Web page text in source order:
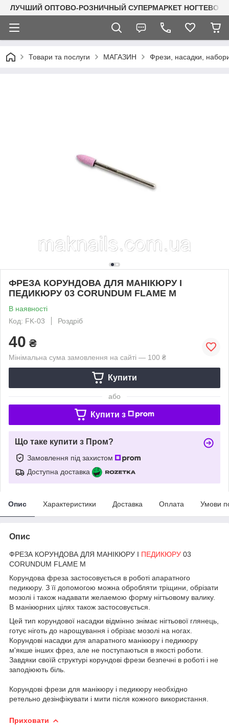
ЛУЧШИЙ ОПТОВО-РОЗНИЧНЫЙ СУПЕРМАРКЕТ
Товари та послуги МАГАЗИН Фрези, насадки,
ФРЕЗА КОРУНДОВА ДЛЯ МАНІКЮРУ І
ПЕДИКЮРУ 03 CORUNDUM FLAME M
В наявності
Код: FK-03
Роздріб
40 ₴
Мінімальна сума замовлення на сайті — 100 ₴
Купити
або
Купити з
Що таке купити з Пром?
Замовлення під захистом
Доступна доставка
Опис Характеристики Доставка Оплата Умови
Опис
ФРЕЗА КОРУНДОВА ДЛЯ МАНІКЮРУ І ПЕДИКЮРУ 03
CORUNDUM FLAME M
Корундова фреза застосовується в роботі апаратного
педикюру. З її допомогою можна обробляти тріщини, обрізати
мозолі і також надавати желаемою форму нігтьовому валику.
В манікюрних цілях також застосовується.
Цей тип корундової насадки відмінно знімає нігтьової глянець,
готує ніготь до нарощування і обрізає мозолі на ногах.
Корундові насадки для апаратного манікюру і педикюру
м'якше інших фрез, але не поступаються в якості роботи.
Завдяки своїй структурі корундові фрези безпечні в роботі і не
заподіюють біль.
Корундові фрези для манікюру і педикюру необхідно
ретельно дезінфікувати і мити після кожного використання.
Приховати